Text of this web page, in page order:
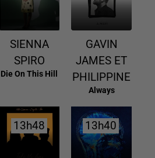
SIENNA
SPIRO
Die On This Hill
GAVIN
JAMES ET
PHILIPPINE
Always
13h48
13h48 13h40
13h40